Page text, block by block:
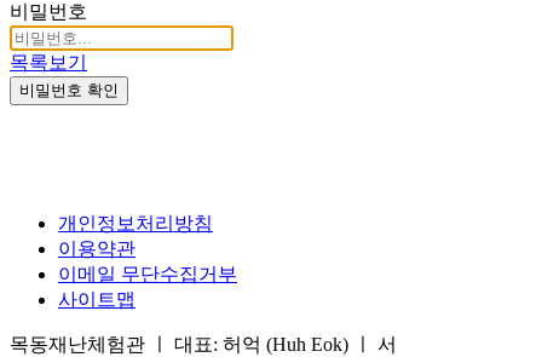
비밀번호
목록보기
비밀번호 확인
개인정보처리방침
이용약관
이메일 무단수집거부
사이트맵
목동재난체험관 ㅣ 대표: 허억 (Huh Eok) ㅣ 서